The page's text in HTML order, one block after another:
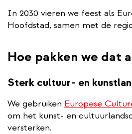
In 2030 vieren we feest als
Hoofdstad, samen met de
Hoe pakken we dat
Sterk cultuur- en
We gebruiken Europese
om het kunst- en
versterken.